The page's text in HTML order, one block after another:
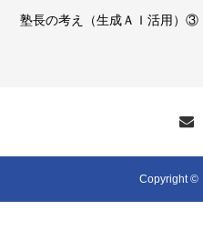
塾長の考え（生成ＡＩ活用）③
Copyright ©